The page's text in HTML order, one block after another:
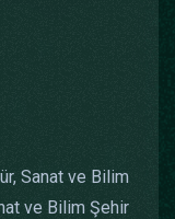
Sanat ve Bilim
ve Bilim Şehir